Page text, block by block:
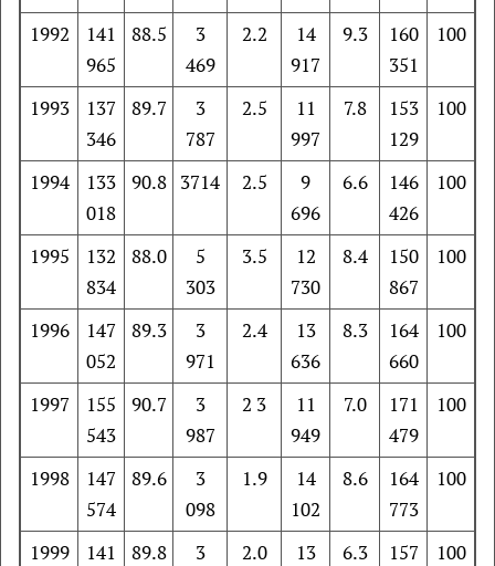
1992
141
965
88.5
3
469
2.2
14
917
9.3
160
351
100
1993
137
346
89.7
3
787
2.5
11
997
7.8
153
129
100
1994
133
018
90.8 3714 2.5
9
696
6.6
146
426
100
1995
132
834
88.0
5
303
3.5
12
730
8.4
150
867
100
1996
147
052
89.3
3
971
2.4
13
636
8.3
164
660
100
1997
155
543
90.7
3
987
2 3
11
949
7.0
171
479
100
1998
147
574
89.6
3
098
1.9
14
102
8.6
164
773
100
1999
141
89.8
3
2.0
13
6.3
157
100